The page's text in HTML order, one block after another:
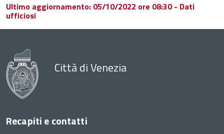
Ultimo aggiornamento: 05/10/2022 ore 08:30 - Dati
ufficiosi
Città di Venezia
Recapiti e contatti